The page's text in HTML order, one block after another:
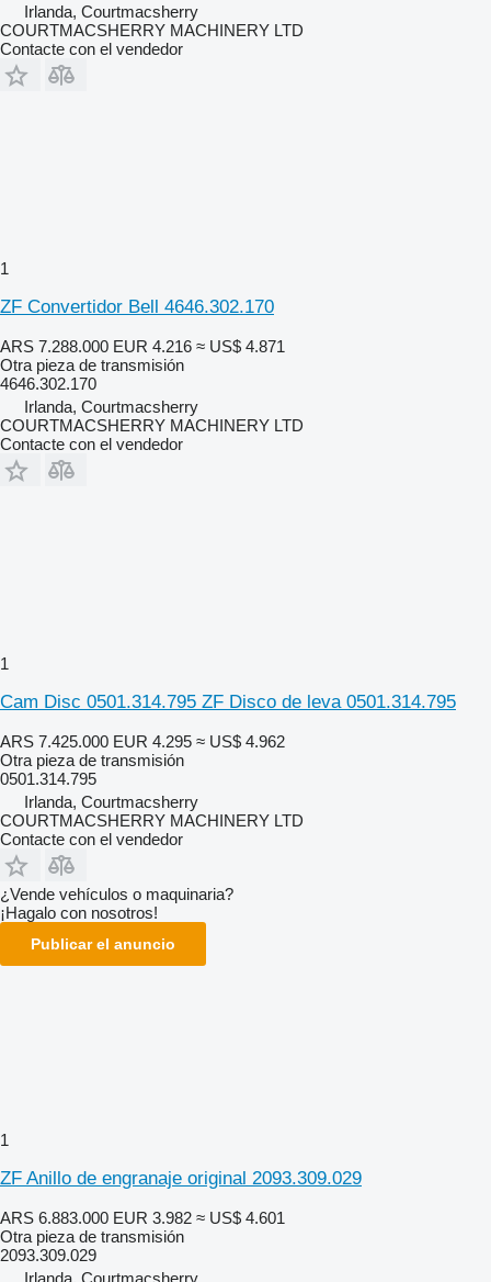
Irlanda, Courtmacsherry
COURTMACSHERRY MACHINERY LTD
Contacte con el vendedor
1
ZF Convertidor Bell 4646.302.170
ARS 7.288.000 EUR 4.216 ≈ US$ 4.871
Otra pieza de transmisión
4646.302.170
Irlanda, Courtmacsherry
COURTMACSHERRY MACHINERY LTD
Contacte con el vendedor
1
Cam Disc 0501.314.795 ZF Disco de leva 0501.314.795
ARS 7.425.000 EUR 4.295 ≈ US$ 4.962
Otra pieza de transmisión
0501.314.795
Irlanda, Courtmacsherry
COURTMACSHERRY MACHINERY LTD
Contacte con el vendedor
¿Vende vehículos o maquinaria?
¡Hagalo con nosotros!
Publicar el anuncio
1
ZF Anillo de engranaje original 2093.309.029
ARS 6.883.000 EUR 3.982 ≈ US$ 4.601
Otra pieza de transmisión
2093.309.029
Irlanda, Courtmacsherry